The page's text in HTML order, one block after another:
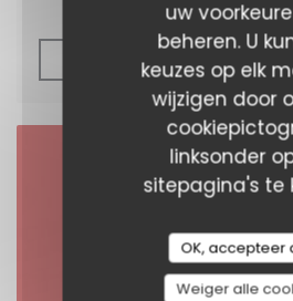
uw
beheren. U
keuzes op elk
wijzigen door
linksonder
sitepagina's te
OK, accepteer
Weiger alle
ZIE HET